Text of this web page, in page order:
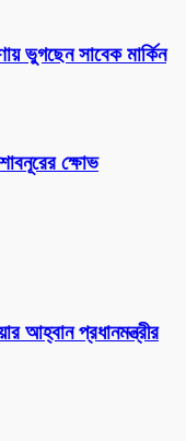
ভুগছেন সাবেক মার্কিন
ক্ষোভ
আহ্বান প্রধানমন্ত্রীর